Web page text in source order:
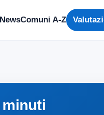
NewsComuni A-Z